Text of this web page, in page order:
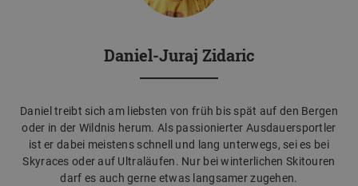
Daniel-Juraj Zidaric
Daniel treibt sich am liebsten von früh bis spät auf den Bergen
oder in der Wildnis herum. Als passionierter Ausdauersportler
ist er dabei meistens schnell und lang unterwegs, sei es bei
Skyraces oder auf Ultraläufen. Nur bei winterlichen Skitouren
darf es auch gerne etwas langsamer zugehen.